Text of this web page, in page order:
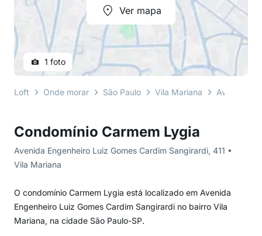
Condomínio Carmem Lygia
Avenida Engenheiro Luiz Gomes Cardim Sangirardi, 411 •
Vila Mariana
O condomínio Carmem Lygia está localizado em Avenida
Engenheiro Luiz Gomes Cardim Sangirardi no bairro Vila
Mariana, na cidade São Paulo-SP.
Ver mapa
1 foto
Loft Onde morar São Paulo Vila Mariana Avenida